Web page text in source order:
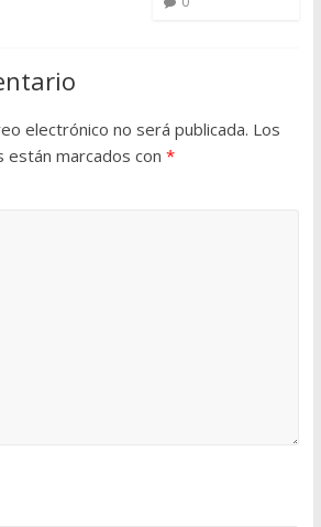
electrónico no será publicada. Los
marcados con *